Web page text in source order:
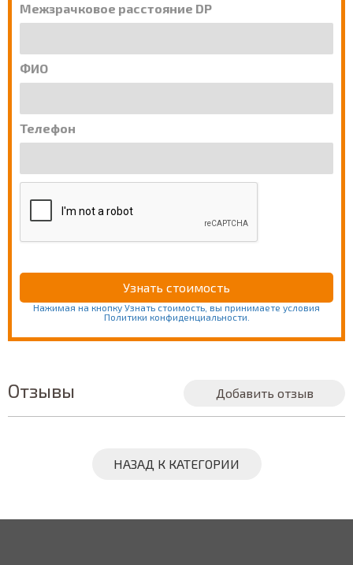
Межзрачковое расстояние DP
ФИО
Телефон
Нажимая на кнопку Узнать стоимость, вы принимаете условия
Политики конфиденциальности.
Отзывы Добавить отзыв
НАЗАД К КАТЕГОРИИ